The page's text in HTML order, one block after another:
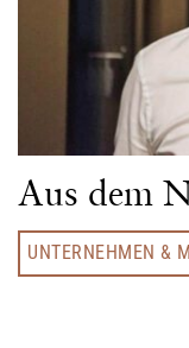
Aus dem
UNTERNEHMEN &